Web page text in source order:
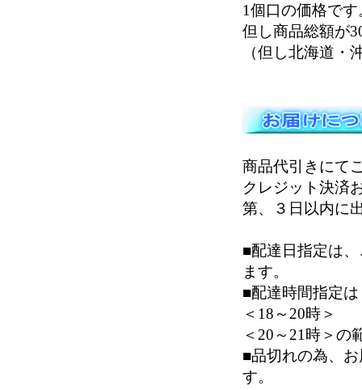
1個口の価格で
但し商品総額が
（但し北海道・
商品代引きにて
クレジット決済
第、３日以内に
■配達日指定は
ます。
■配達時間指定
＜18～20時＞
＜20～21時＞の
■品切れの為、
す。